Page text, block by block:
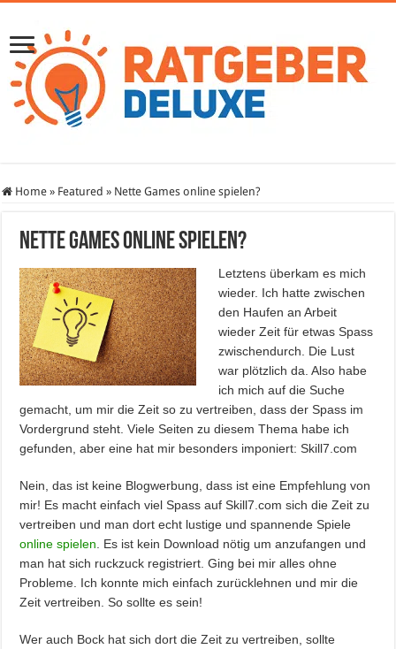
Home » Featured » Nette Games online spielen?
Nette Games online spielen?
Letztens überkam es mich
wieder. Ich hatte zwischen
den Haufen an Arbeit
wieder Zeit für etwas Spass
zwischendurch. Die Lust
war plötzlich da. Also habe
ich mich auf die Suche
gemacht, um mir die Zeit so zu vertreiben, dass der Spass im
Vordergrund steht. Viele Seiten zu diesem Thema habe ich
gefunden, aber eine hat mir besonders imponiert: Skill7.com
Nein, das ist keine Blogwerbung, dass ist eine Empfehlung von
mir! Es macht einfach viel Spass auf Skill7.com sich die Zeit zu
vertreiben und man dort echt lustige und spannende Spiele
online spielen . Es ist kein Download nötig um anzufangen und
man hat sich ruckzuck registriert. Ging bei mir alles ohne
Probleme. Ich konnte mich einfach zurücklehnen und mir die
Zeit vertreiben. So sollte es sein!
Wer auch Bock hat sich dort die Zeit zu vertreiben, sollte